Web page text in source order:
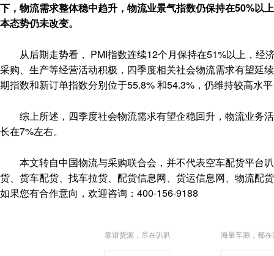
下，物流需求整体稳中趋升，物流业景气指数仍保持在50%以
本态势仍未改变。
从后期走势看， PMI指数连续12个月保持在51%以上，经
采购、生产等经营活动积极，四季度相关社会物流需求有望延
期指数和新订单指数分别位于55.8% 和54.3%，仍维持较高水
综上所述，四季度社会物流需求有望企稳回升，物流业务
长在7%左右。
本文转自中国物流与采购联合会，并不代表空车配货平台
货、货车配货、找车拉货、配货信息网、货运信息网、物流配
如果您有合作意向，欢迎咨询：400-156-9188
靠谱货源，尽在叭叭 海量车源，都在